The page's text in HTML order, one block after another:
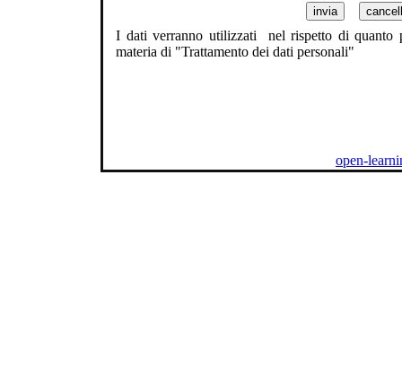
I dati verranno utilizzati nel rispetto di quanto
materia di "Trattamento dei dati personali"
open-